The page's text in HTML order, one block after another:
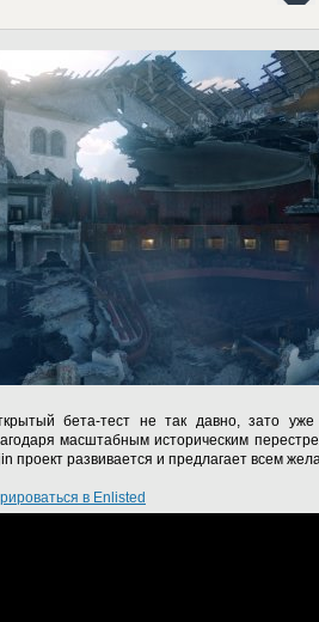
бета-тест не так давно, зато уже
масштабным историческим
проект развивается и предлагает всем
в Enlisted